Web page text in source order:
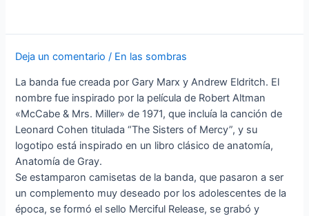
Deja un comentario / En las sombras
La banda fue creada por Gary Marx y Andrew Eldritch. El
nombre fue inspirado por la película de Robert Altman
«McCabe & Mrs. Miller» de 1971, que incluía la canción de
Leonard Cohen titulada “The Sisters of Mercy”, y su
logotipo está inspirado en un libro clásico de anatomía,
Anatomía de Gray.
Se estamparon camisetas de la banda, que pasaron a ser
un complemento muy deseado por los adolescentes de la
época, se formó el sello Merciful Release, se grabó y